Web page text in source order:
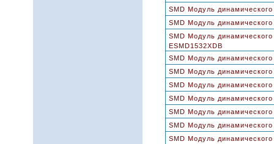
SMD Модуль
SMD Модуль
SMD Модуль
ESMD1532XDB
SMD Модуль
SMD Модуль
SMD Модуль
SMD Модуль
SMD Модуль
SMD Модуль
SMD Модуль